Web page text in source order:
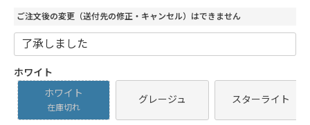
ご注文後の変更（送付先の修正・キャンセル）はできません
ホワイト
ホワイト
在庫切れ
グレージュ スターライト